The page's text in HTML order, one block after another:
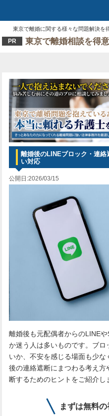
東京で離婚に関する様々な問題解決を
PR 東京で離婚相談を得
離婚後のLINEブロック・連
い対応
公開日:2026/03/15
離婚後も元配偶者からのLINE
か迷う人は多いものです。ブ
いか、不安を感じる場面も少
後の連絡遮断にまつわる考え方
断するためのヒントをご紹介し
まずは無料の